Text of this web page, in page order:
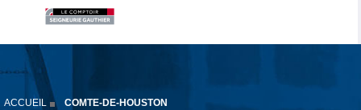
ACCUEIL COMTE-DE-HOUSTON